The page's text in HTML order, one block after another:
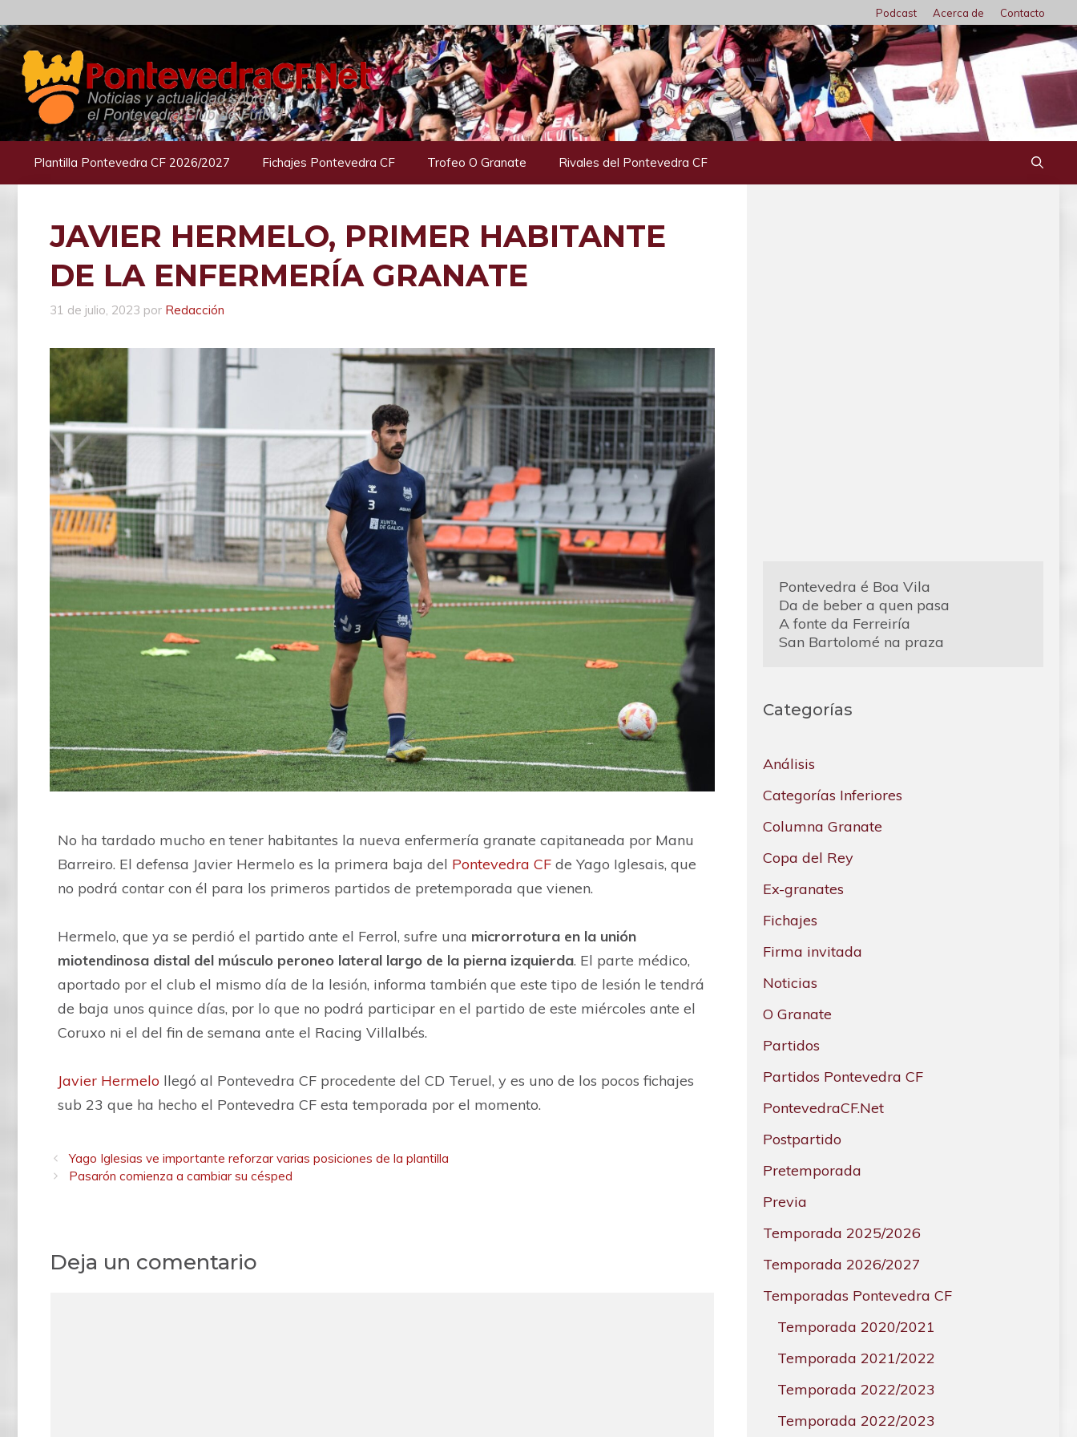
al
contenido
Podcast Acerca de Contacto
Plantilla Pontevedra CF 2026/2027 Fichajes Pontevedra CF Trofeo O Granate Rivales del Pontevedra CF
JAVIER HERMELO, PRIMER HABITANTE
DE LA ENFERMERÍA GRANATE
31 de julio, 2023 por Redacción
No ha tardado mucho en tener habitantes la nueva enfermería granate capitaneada por Manu
Barreiro. El defensa Javier Hermelo es la primera baja del Pontevedra CF de Yago Iglesais, que
no podrá contar con él para los primeros partidos de pretemporada que vienen.
Hermelo, que ya se perdió el partido ante el Ferrol, sufre una microrrotura en la unión
miotendinosa distal del músculo peroneo lateral largo de la pierna izquierda. El parte médico,
aportado por el club el mismo día de la lesión, informa también que este tipo de lesión le tendrá
de baja unos quince días, por lo que no podrá participar en el partido de este miércoles ante el
Coruxo ni el del fin de semana ante el Racing Villalbés.
Javier Hermelo llegó al Pontevedra CF procedente del CD Teruel, y es uno de los pocos fichajes
sub 23 que ha hecho el Pontevedra CF esta temporada por el momento.
Yago Iglesias ve importante reforzar varias posiciones de la plantilla
Pasarón comienza a cambiar su césped
Deja un comentario
Pontevedra é Boa Vila
Da de beber a quen pasa
A fonte da Ferreiría
San Bartolomé na praza
Categorías
Análisis
Categorías Inferiores
Columna Granate
Copa del Rey
Ex-granates
Fichajes
Firma invitada
Noticias
O Granate
Partidos
Partidos Pontevedra CF
PontevedraCF.Net
Postpartido
Pretemporada
Previa
Temporada 2025/2026
Temporada 2026/2027
Temporadas Pontevedra CF
Temporada 2020/2021
Temporada 2021/2022
Temporada 2022/2023
Temporada 2022/2023